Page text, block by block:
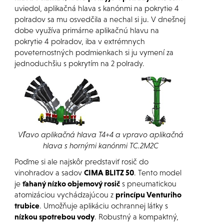
uviedol, aplikačná hlava s kanónmi na pokrytie 4
polradov sa mu osvedčila a nechal si ju. V dnešnej
dobe využíva primárne aplikačnú hlavu na
pokrytie 4 polradov, iba v extrémnych
poveternostných podmienkach si ju vymení za
jednoduchšiu s pokrytím na 2 polrady.
Vľavo aplikačná hlava T4+4 a vpravo aplikačná
hlava s hornými kanónmi TC.2M2C
Poďme si ale najskôr predstaviť rosič do
vinohradov a sadov CIMA BLITZ 50. Tento model
je ťahaný nízko objemový rosičs pneumatickou
atomizáciou vychádzajúcou z princípu Venturiho
trubice. Umožňuje aplikáciu ochrannej látky s
nízkou spotrebou vody. Robustný a kompaktný,